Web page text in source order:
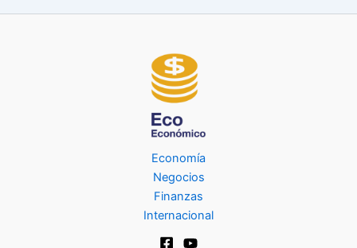
Economía
Negocios
Finanzas
Internacional